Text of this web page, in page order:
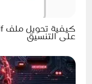
على التنسيق